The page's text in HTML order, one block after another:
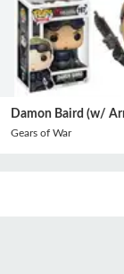
Damon Baird (w/
Gears of War